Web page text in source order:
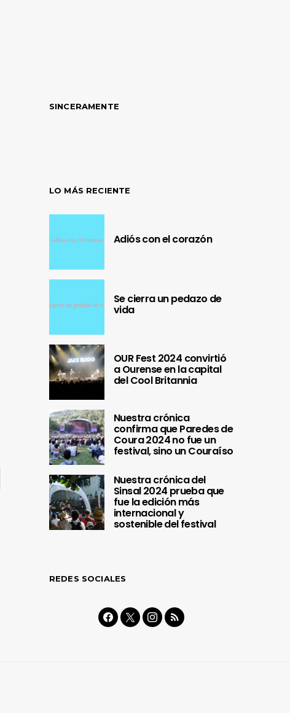
SINCERAMENTE
LO MÁS RECIENTE
Adiós con el corazón
Se cierra un pedazo de
vida
OUR Fest 2024 convirtió
a Ourense en la capital
del Cool Britannia
Nuestra crónica
confirma que Paredes de
Coura 2024 no fue un
festival, sino un Couraíso
Nuestra crónica del
Sinsal 2024 prueba que
fue la edición más
internacional y
sostenible del festival
REDES SOCIALES